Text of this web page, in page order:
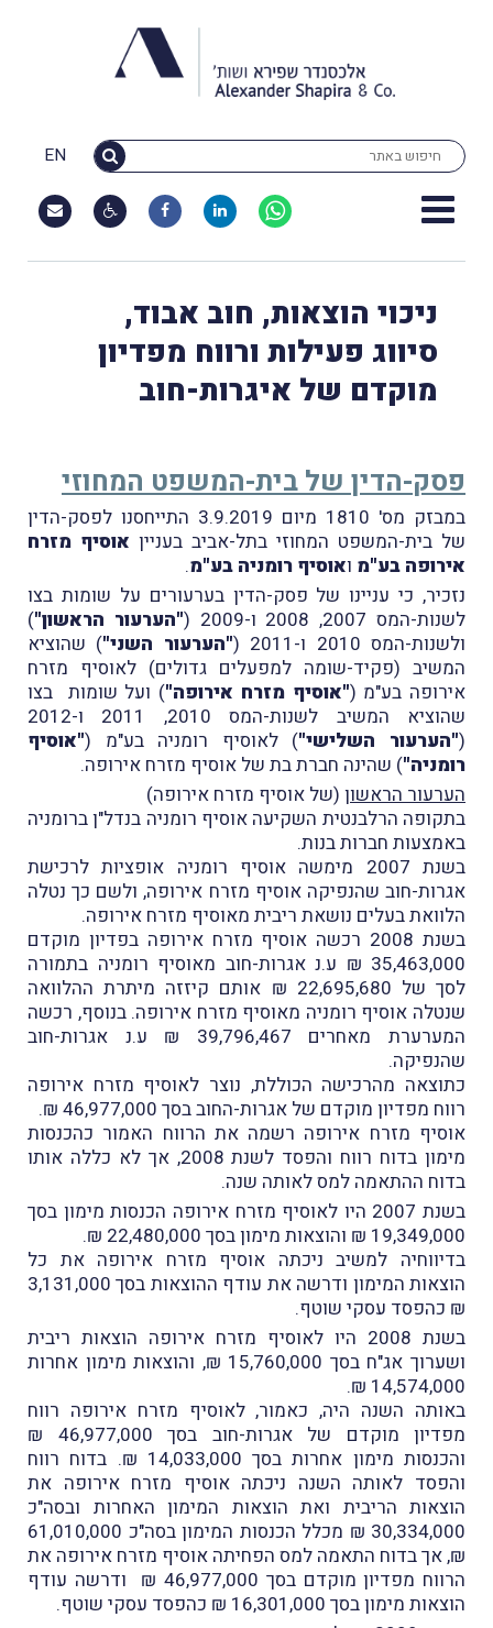
EN
ניכוי הוצאות, חוב אבוד,
סיווג פעילות ורווח מפדיון
מוקדם של איגרות-חוב
פסק-הדין של בית-המשפט המחוזי
במבזק מס' 1810 מיום 3.9.2019 התייחסנו לפסק-הדין
של בית-המשפט המחוזי בתל-אביב בעניין אוסיף מזרח
אירופה בע"מ ואוסיף רומניה בע"מ.
נזכיר, כי עניינו של פסק-הדין בערעורים על שומות בצו
לשנות-המס 2007, 2008 ו-2009 (
"הערעור הראשון")
ולשנות-המס 2010 ו-2011 (
"הערעור השני") שהוציא
המשיב (פקיד-שומה למפעלים גדולים) לאוסיף מזרח
אירופה בע"מ ("אוסיף מזרח אירופה") ועל שומות בצו
שהוציא המשיב לשנות-המס 2010, 2011 ו-2012
("הערעור השלישי") לאוסיף רומניה בע"מ ("אוסיף
רומניה") שהינה חברת בת של אוסיף מזרח אירופה.
הערעור הראשון (של אוסיף מזרח אירופה)
בתקופה הרלבנטית השקיעה אוסיף רומניה בנדל"ן ברומניה
באמצעות חברות בנות.
בשנת 2007 מימשה אוסיף רומניה אופציות לרכישת
אגרות-חוב שהנפיקה אוסיף מזרח אירופה, ולשם כך נטלה
הלוואת בעלים נושאת ריבית מאוסיף מזרח אירופה.
בשנת 2008 רכשה אוסיף מזרח אירופה בפדיון מוקדם
35,463,000 ₪ ע.נ אגרות-חוב מאוסיף רומניה בתמורה
לסך של 22,695,680 ₪ אותם קיזזה מיתרת ההלוואה
שנטלה אוסיף רומניה מאוסיף מזרח אירופה. בנוסף, רכשה
המערערת מאחרים 39,796,467 ₪ ע.נ אגרות-חוב
שהנפיקה.
כתוצאה מהרכישה הכוללת, נוצר לאוסיף מזרח אירופה
רווח מפדיון מוקדם של אגרות-החוב בסך 46,977,000 ₪.
אוסיף מזרח אירופה רשמה את הרווח האמור כהכנסות
מימון בדוח רווח והפסד לשנת 2008, אך לא כללה אותו
בדוח ההתאמה למס לאותה שנה.
בשנת 2007 היו לאוסיף מזרח אירופה הכנסות מימון בסך
19,349,000 ₪ והוצאות מימון בסך 22,480,000 ₪.
בדיווחיה למשיב ניכתה אוסיף מזרח אירופה את כל
הוצאות המימון ודרשה את עודף ההוצאות בסך 3,131,000
₪ כהפסד עסקי שוטף.
בשנת 2008 היו לאוסיף מזרח אירופה הוצאות ריבית
ושערוך אג"ח בסך 15,760,000 ₪, והוצאות מימון אחרות
14,574,000 ₪.
באותה השנה היה, כאמור, לאוסיף מזרח אירופה רווח
מפדיון מוקדם של אגרות-חוב בסך 46,977,000 ₪
והכנסות מימון אחרות בסך 14,033,000 ₪. בדוח רווח
והפסד לאותה השנה ניכתה אוסיף מזרח אירופה את
הוצאות הריבית ואת הוצאות המימון האחרות ובסה"כ
30,334,000 ₪ מכלל הכנסות המימון בסה"כ 61,010,000
₪, אך בדוח התאמה למס הפחיתה אוסיף מזרח אירופה את
הרווח מפדיון מוקדם בסך 46,977,000 ₪ ודרשה עודף
הוצאות מימון בסך 16,301,000 ₪ כהפסד עסקי שוטף.